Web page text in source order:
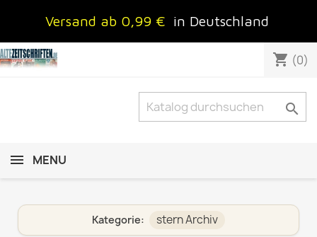
Versand ab 0,99 € in Deutschland
shopping_cart (0)

MENU
Kategorie: stern Archiv